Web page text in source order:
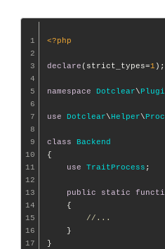
1
2
3
4
5
6
7
8
9
10
11
12
13
14
15
16
17
<?php
declare(strict_types=1 );
namespace Dotclear\
use Dotclear\Helper\
class
Backend
{
use
TraitProcess ;
public static
{
//...
    }